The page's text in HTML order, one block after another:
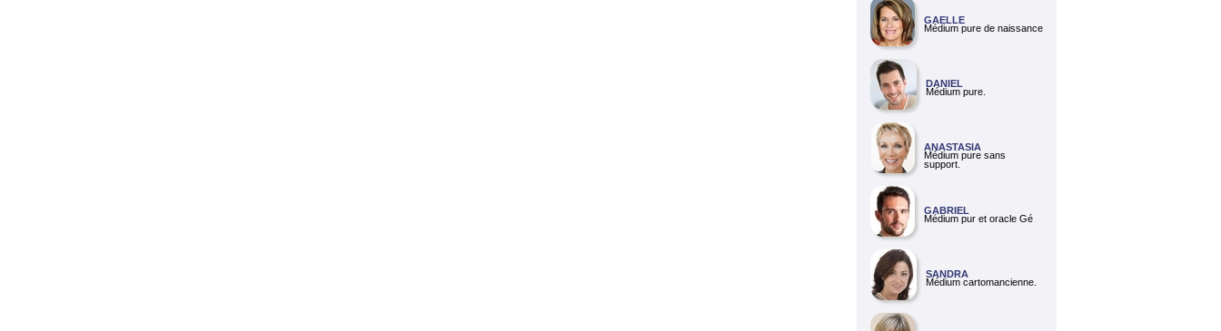
GAELLE
Médium pure de naissance
DANIEL
Médium pure.
ANASTASIA
Médium pure sans
support.
GABRIEL
Médium pur et oracle Gé
SANDRA
Médium cartomancienne.